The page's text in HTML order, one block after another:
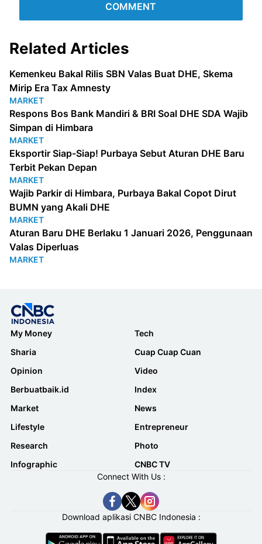
COMMENT
Related Articles
Kemenkeu Bakal Rilis SBN Valas Buat DHE, Skema
Mirip Era Tax Amnesty
MARKET
Respons Bos Bank Mandiri & BRI Soal DHE SDA Wajib
Simpan di Himbara
MARKET
Eksportir Siap-Siap! Purbaya Sebut Aturan DHE Baru
Terbit Pekan Depan
MARKET
Wajib Parkir di Himbara, Purbaya Bakal Copot Dirut
BUMN yang Akali DHE
MARKET
Aturan Baru DHE Berlaku 1 Januari 2026, Penggunaan
Valas Diperluas
MARKET
My Money
Tech
Sharia
Cuap Cuap Cuan
Opinion
Video
Berbuatbaik.id
Index
Market
News
Lifestyle
Entrepreneur
Research
Photo
Infographic
CNBC TV
Connect With Us :
Download aplikasi CNBC Indonesia :